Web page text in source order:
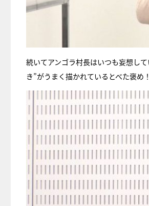
続いてアンゴラ村長はいつも妄想し
き”がうまく描かれているとべた褒め！